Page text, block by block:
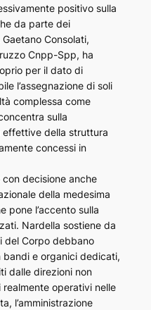
positivo sulla
da parte dei
Consolati,
Cnpp-Spp, ha
per il dato di
l’assegnazione di soli
complessa come
sulla
effettive della struttura
concessi in
decisione anche
della medesima
pone l’accento sulla
Nardella sostiene da
del Corpo debbano
e organici dedicati,
dalle direzioni non
operativi nelle
l’amministrazione